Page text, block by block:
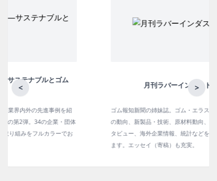
< >
月刊ラバーインダストリー／単品
ゴム報知新聞の姉妹誌。ゴム・エラストマー製品・市場分野別
の動向、新製品・技術、原材料動向、設備・機械の紹介、イン
タビュー、海外企業情報、統計などをコンパクトに掲載してい
ます。エッセイ（寄稿）も充実。